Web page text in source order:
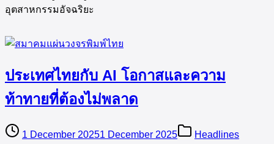
อุตสาหกรรมอัจฉริยะ
ประเทศไทยกับ AI โอกาสและความ
ท้าทายที่ต้องไม่พลาด
1 December 20251 December 2025 Headlines